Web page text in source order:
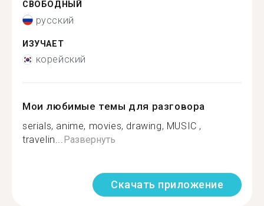
СВОБОДНЫЙ
русский
ИЗУЧАЕТ
корейский
Мои любимые темы для разговора
serials, anime, movies, drawing, MUSIC ,
travelin...Развернуть
Скачать приложение